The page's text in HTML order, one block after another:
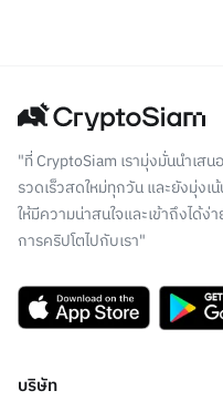
"ที่ CryptoSiam เรามุ่งมั่นนำเส
รวดเร็วสดใหม่ทุกวัน และยังมุ่งเ
ให้มีความน่าสนใจและเข้าถึงได้
การคริปโตไปกับเรา"
บริษัท